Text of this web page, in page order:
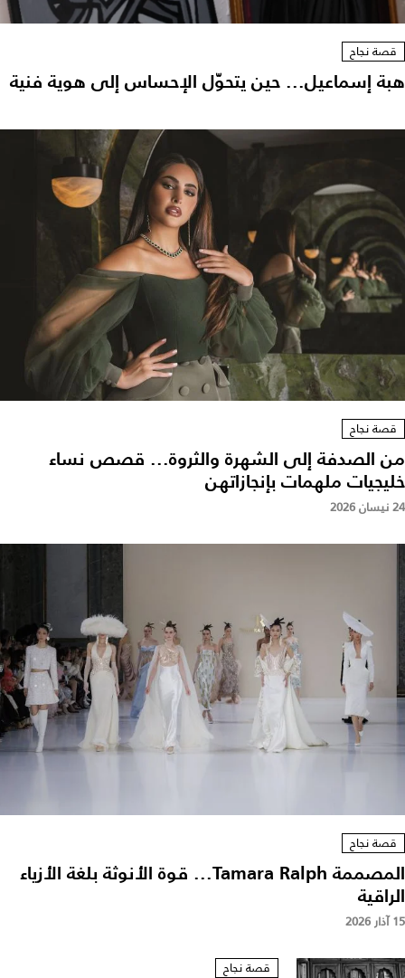
قصة نجاح
هبة إسماعيل... حين يتحوّل الإحساس إلى هوية فنية
قصة نجاح
من الصدفة إلى الشهرة والثروة... قصص نساء
خليجيات ملهمات بإنجازاتهن
24 نيسان 2026
قصة نجاح
المصممة Tamara Ralph... قوة الأنوثة بلغة الأزياء
الراقية
15 آذار 2026
قصة نجاح